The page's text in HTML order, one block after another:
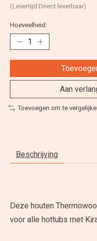
(Levertijd:Direct leverbaar)
Hoeveelheid:
Aan
Toevoegen om te
Beschrijving
Deze houten
voor alle hottubs met